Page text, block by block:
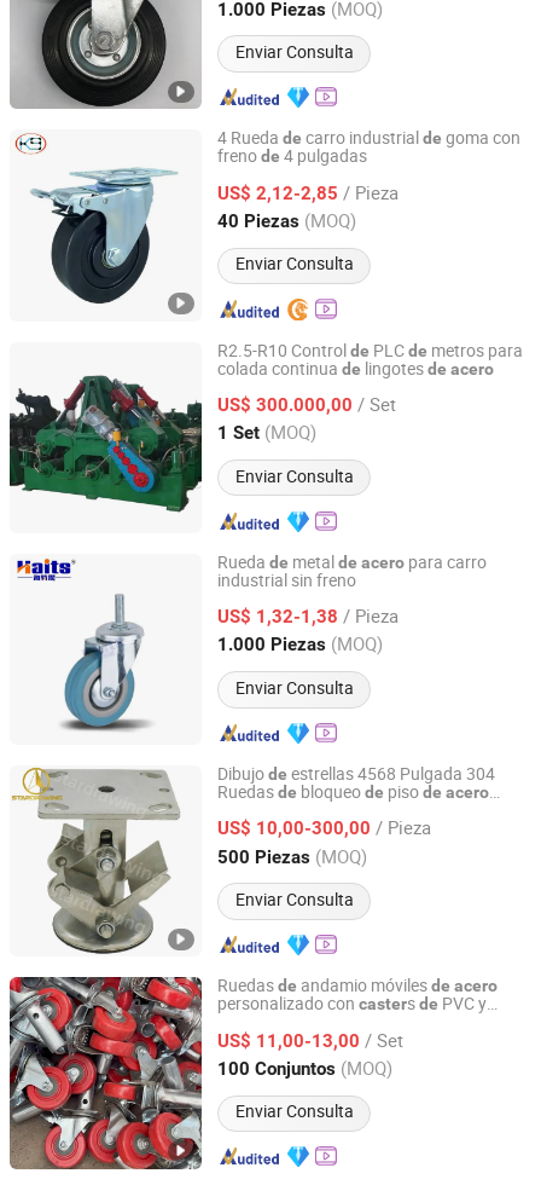
1.000 Piezas (MOQ)
Enviar Consulta
Guangdong, China Desde 2021
4 Rueda de carro industrial de goma con
frenode 4 pulgadas
US$ 2,12-2,85 / Pieza
40 Piezas (MOQ)
Enviar Consulta
King 9 Technology Company Limited
Guangdong, China Desde 2016
R2.5-R10 Controlde PLCde metros para
colada continua de lingotesde acero
US$ 300.000,00 / Set
1 Set (MOQ)
Enviar Consulta
Shanghai AXD Heavy Machinery Co., Ltd.
Shanghai, China Desde 2011
Rueda de metalde acero para carro
industrial sin freno
US$ 1,32-1,38 / Pieza
1.000 Piezas (MOQ)
Enviar Consulta
Jiangmen Tianhao Hardware And Electric Appliance
Guangdong, China Desde 2016
Dibujode estrellas 4568 Pulgada 304
Ruedasde bloqueode pisode acero
US$ 10,00-300,00 / Pieza
500 Piezas (MOQ)
Enviar Consulta
Stardrawing International Trading (Shanghai) Co., Ltd.
Shanghai, China Desde 2023
Ruedasde andamio móvilesde acero
personalizado con castersde PVC y
US$ 11,00-13,00 / Set
100 Conjuntos (MOQ)
Enviar Consulta
Hebei Qisheng Metal Products Co., Ltd.
Hebei, China Desde 2024